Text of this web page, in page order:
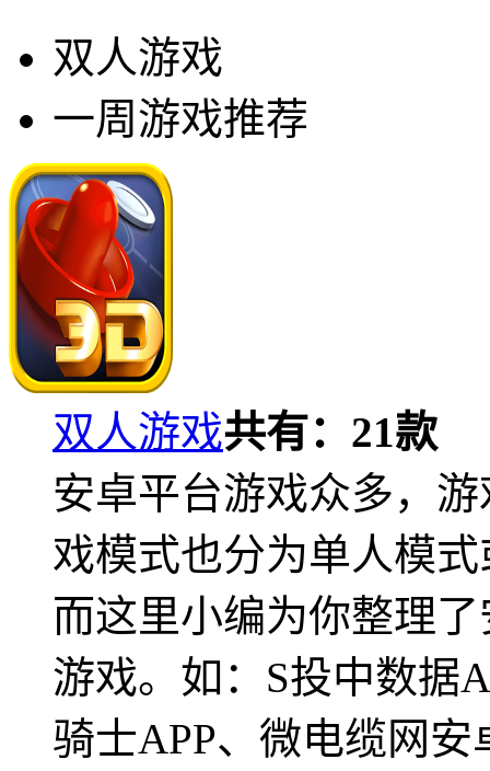
双人游戏
一周游戏推荐
双人游戏共有： 21款
安卓平台游戏众多，
戏模式也分为单人模
而这里小编为你整理
游戏。如：S投中数据
骑士APP、微电缆网安